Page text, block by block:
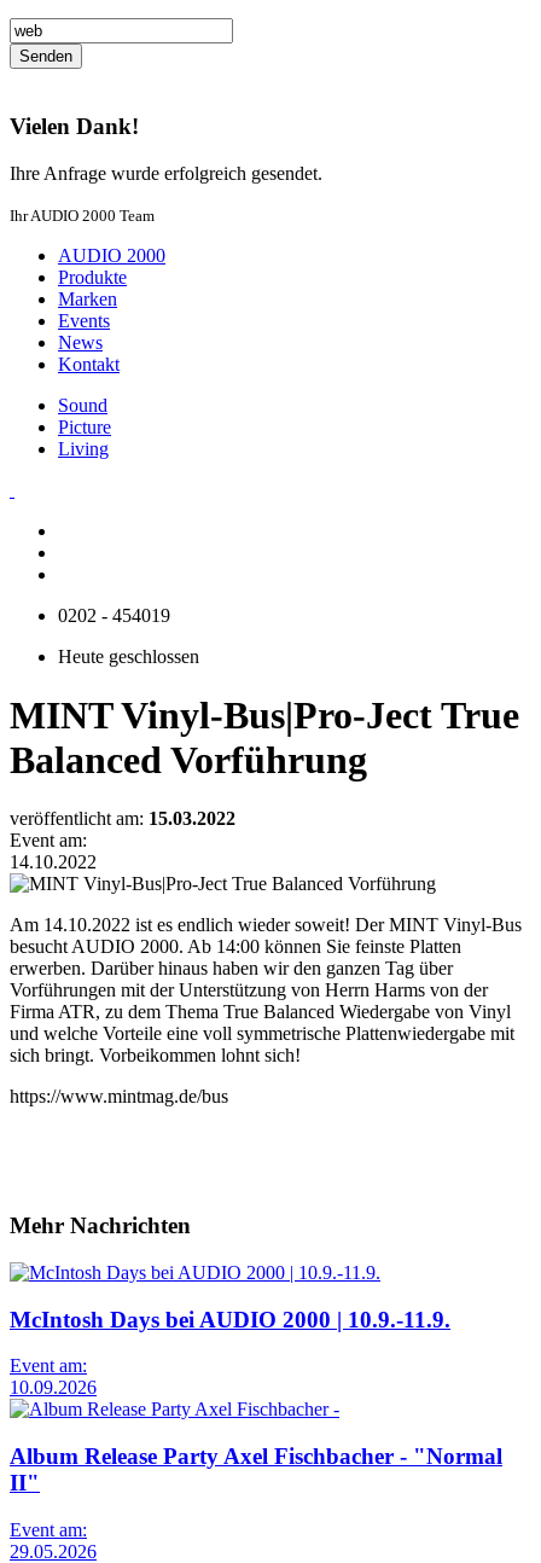
Senden
Vielen Dank!
Ihre Anfrage wurde erfolgreich gesendet.
Ihr AUDIO 2000 Team
AUDIO 2000
Produkte
Marken
Events
News
Kontakt
Sound
Picture
Living
0202 - 454019
Heute geschlossen
MINT Vinyl-Bus|Pro-Ject True
Balanced Vorführung
veröffentlicht am: 15.03.2022
Event am:
14.10.2022
Am 14.10.2022 ist es endlich wieder soweit! Der MINT Vinyl-Bus
besucht AUDIO 2000. Ab 14:00 können Sie feinste Platten
erwerben. Darüber hinaus haben wir den ganzen Tag über
Vorführungen mit der Unterstützung von Herrn Harms von der
Firma ATR, zu dem Thema True Balanced Wiedergabe von Vinyl
und welche Vorteile eine voll symmetrische Plattenwiedergabe mit
sich bringt. Vorbeikommen lohnt sich!
https://www.mintmag.de/bus
Mehr Nachrichten
McIntosh Days bei AUDIO 2000 | 10.9.-11.9.
Event am:
10.09.2026
Album Release Party Axel Fischbacher - "Normal
II"
Event am:
29.05.2026